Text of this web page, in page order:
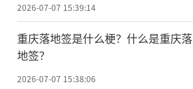
2026-07-07 15:39:14
重庆落地签是什么梗？什么是重庆落
地签？
2026-07-07 15:38:06